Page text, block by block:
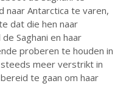
maart 2022
2022
2022
december 2021
2021
naar Antarctica te varen,
dat die hen naar
Saghani en haar
proberen te houden in
meer verstrikt in
te gaan om haar